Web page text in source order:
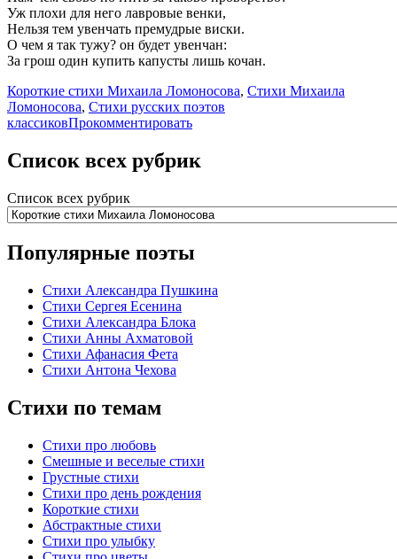
Уж плохи для него лавровые венки,
Нельзя тем увенчать премудрые виски.
О чем я так тужу? он будет увенчан:
За грош один купить капусты лишь кочан.
Короткие стихи Михаила Ломоносова, Стихи Михаила
Ломоносова, Стихи русских поэтов
классиковПрокомментировать
Список всех рубрик
Список всех рубрик
Популярные поэты
Стихи Александра Пушкина
Стихи Сергея Есенина
Стихи Александра Блока
Стихи Анны Ахматовой
Стихи Афанасия Фета
Стихи Антона Чехова
Стихи по темам
Стихи про любовь
Смешные и веселые стихи
Грустные стихи
Стихи про день рождения
Короткие стихи
Абстрактные стихи
Стихи про улыбку